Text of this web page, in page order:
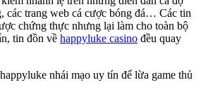
các trang web cá cược bóng đá… Các tin
chứng thực nhưng lại làm cho toàn bộ
tin đồn về happyluke casino đều quay
nhái mạo uy tín để lừa game thủ